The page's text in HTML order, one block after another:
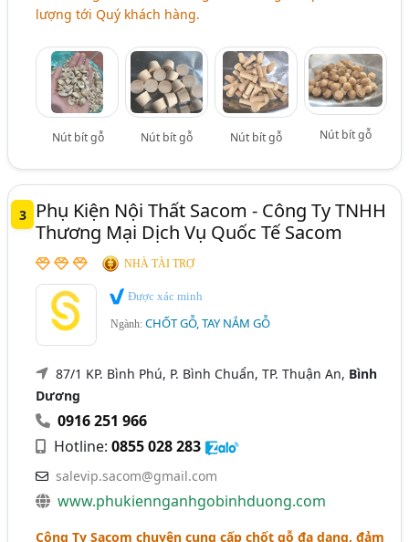
lượng tới Quý khách hàng.
Nút bít gỗ Nút bít gỗ Nút bít gỗ Nút bít gỗ
3
Phụ Kiện Nội Thất Sacom - Công Ty TNHH
Thương Mại Dịch Vụ Quốc Tế Sacom
NHÀ TÀI TRỢ
Được xác minh
Ngành:CHỐT GỖ, TAY NẮM GỖ
87/1 KP. Bình Phú, P. Bình Chuẩn, TP. Thuận An, Bình
Dương
0916 251 966
Hotline:0855 028 283
salevip.sacom@gmail.com
www.phukiennganhgobinhduong.com
Công Ty Sacom chuyên cung cấp chốt gỗ đa dạng, đảm